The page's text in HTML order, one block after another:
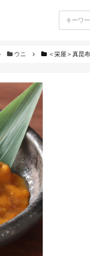
ウニ ＜栄屋＞真昆